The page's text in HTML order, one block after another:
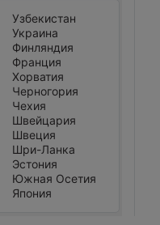
Узбекистан
Украина
Финляндия
Франция
Хорватия
Черногория
Чехия
Швейцария
Швеция
Шри-Ланка
Эстония
Южная Осетия
Япония